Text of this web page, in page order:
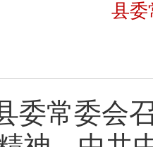
县委
委常委会